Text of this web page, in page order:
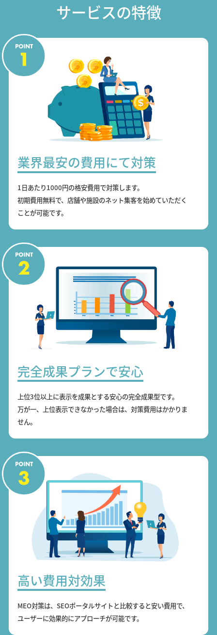
サービスの特徴
業界最安の費用にて対策
1日あたり1000円の格安費用で対策します。
初期費用無料で、店舗や施設のネット集客を始めていただく
ことが可能です。
完全成果プランで安心
上位3位以上に表示を成果とする安心の完全成果型です。
万が一、上位表示できなかった場合は、対策費用はかかりま
せん。
高い費用対効果
MEO対策は、SEOポータルサイトと比較すると安い費用で、
ユーザーに効果的にアプローチが可能です。